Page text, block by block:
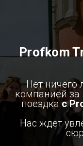
Profkom
Нет ничего
компанией за
поездкас
Нас ждет